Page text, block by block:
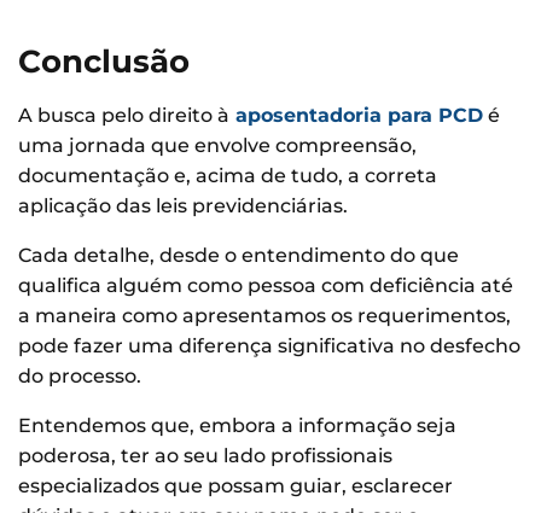
Conclusão
A busca pelo direito à aposentadoria para PCD é
uma jornada que envolve compreensão,
documentação e, acima de tudo, a correta
aplicação das leis previdenciárias.
Cada detalhe, desde o entendimento do que
qualifica alguém como pessoa com deficiência até
a maneira como apresentamos os requerimentos,
pode fazer uma diferença significativa no desfecho
do processo.
Entendemos que, embora a informação seja
poderosa, ter ao seu lado profissionais
especializados que possam guiar, esclarecer